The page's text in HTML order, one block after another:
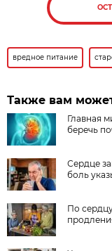
вредное питание
Также вам
Главная
беречь
Сердце
боль
По